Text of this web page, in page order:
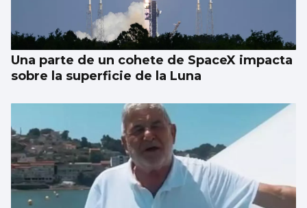
Una parte de un cohete de SpaceX impacta
sobre la superficie de la Luna